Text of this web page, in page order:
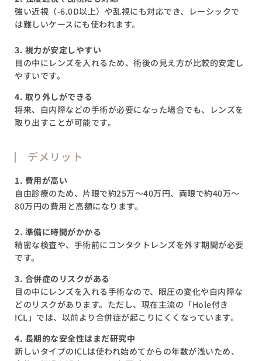
強い近視（-6.0D以上）や乱視にも対応でき、レーシックで
は難しいケースにも使われます。
3. 視力が安定しやすい
目の中にレンズを入れるため、術後の見え方が比較的安定し
やすいです。
4. 取り外しができる
将来、白内障などの手術が必要になった場合でも、レンズを
取り出すことが可能です。
デメリット
1. 費用が高い
自由診療のため、片眼で約25万〜40万円、両眼で約40万〜
80万円の費用と高額になります。
2. 準備に時間がかかる
精密な検査や、手術前にコンタクトレンズを外す期間が必要
です。
3. 合併症のリスクがある
目の中にレンズを入れる手術なので、眼圧の変化や白内障な
どのリスクがあります。ただし、現在主流の「Hole付き
ICL」では、以前より合併症が起こりにくくなっています。
4. 長期的な安全性はまだ研究中
新しいタイプのICLは使われ始めてからの年数が浅いため、